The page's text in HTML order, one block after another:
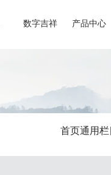
数字吉祥 产品中心
首页通用栏